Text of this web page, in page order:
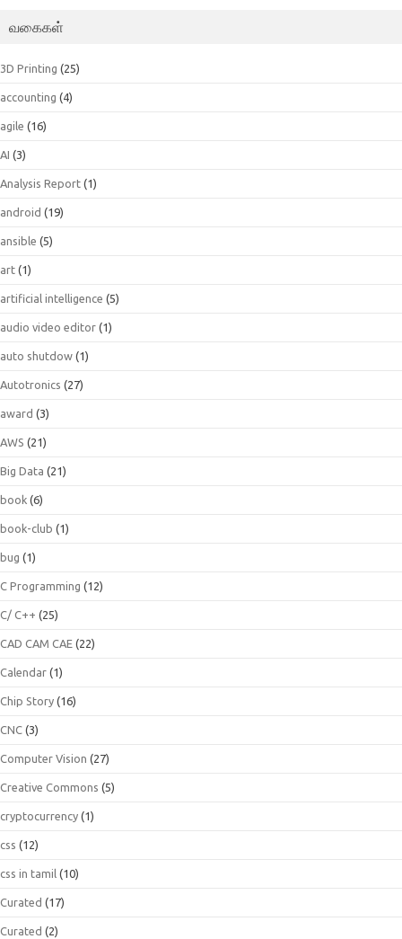
வகைகள்
3D Printing (25)
accounting (4)
agile (16)
AI (3)
Analysis Report (1)
android (19)
ansible (5)
art (1)
artificial intelligence (5)
audio video editor (1)
auto shutdow (1)
Autotronics (27)
award (3)
AWS (21)
Big Data (21)
book (6)
book-club (1)
bug (1)
C Programming (12)
C/ C++ (25)
CAD CAM CAE (22)
Calendar (1)
Chip Story (16)
CNC (3)
Computer Vision (27)
Creative Commons (5)
cryptocurrency (1)
css (12)
css in tamil (10)
Curated (17)
Curated (2)